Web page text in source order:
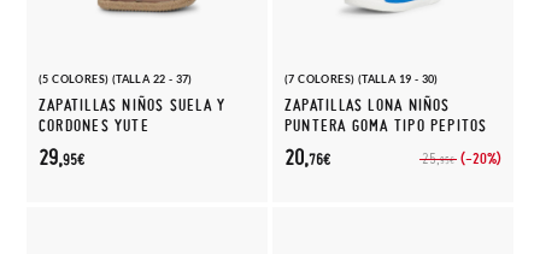
(5 COLORES) (TALLA 22 - 37)
ZAPATILLAS NIÑOS SUELA Y
CORDONES YUTE
29,95€
(7 COLORES) (TALLA 19 - 30)
ZAPATILLAS LONA NIÑOS
PUNTERA GOMA TIPO PEPITOS
25,95€ (-20%)
20,76€